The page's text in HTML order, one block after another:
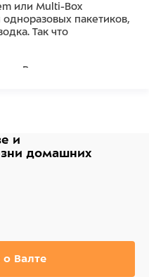
или Multi-Box
пакетиков,
Так что
Рулетка оснащена
и
домашних
Валте